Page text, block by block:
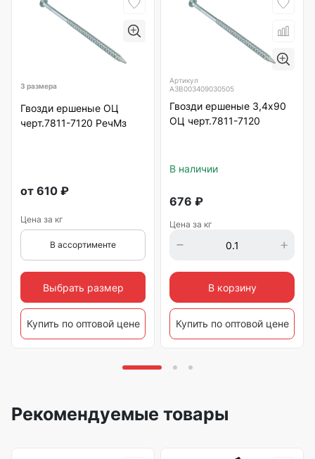
3 размера
Гвозди ершеные ОЦ
черт.7811-7120 РечМз
от 610 ₽
Цена за кг
В ассортименте
Выбрать размер
Купить по оптовой цене
Артикул
А3В003409030505
Гвозди ершеные 3,4х90
ОЦ черт.7811-7120
В наличии
676 ₽
Цена за кг
В корзину
Купить по оптовой цене
Рекомендуемые товары